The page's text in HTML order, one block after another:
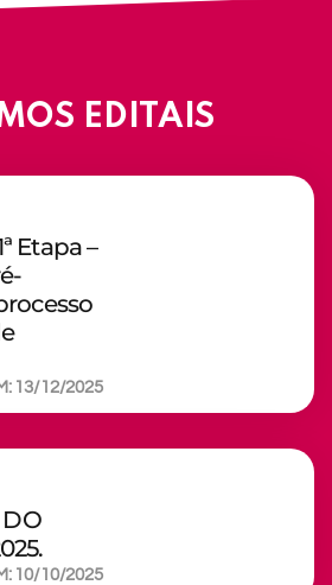
EDITAIS
Etapa –
13/12/2025
DO
10/10/2025